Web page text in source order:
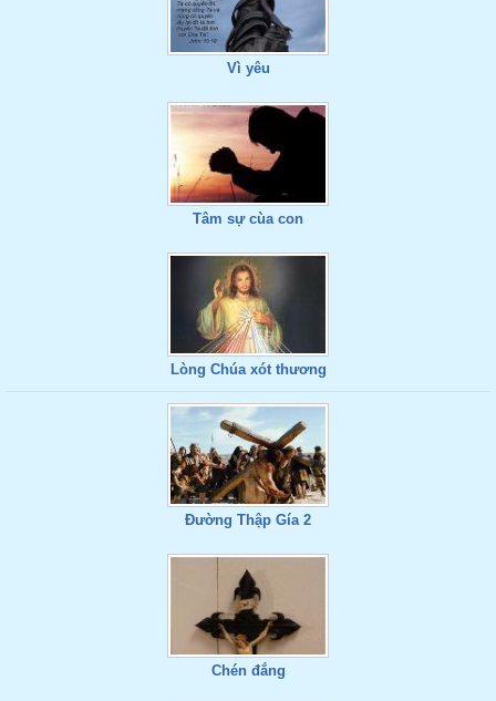
Vì yêu
Tâm sự cùa con
Lòng Chúa xót thương
Đường Thập Gía 2
Chén đắng